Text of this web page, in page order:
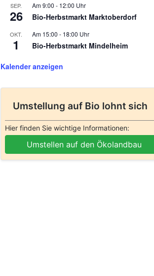
SEP.
26
9:00 - 12:00
Bio-Herbstmarkt Marktoberdorf
OKT.
1
15:00 - 18:00
Bio-Herbstmarkt Mindelheim
Kalender anzeigen
Umstellung auf Bio lohnt sich
Hier finden Sie wichtige Informationen:
Umstellen auf den Ökolandbau